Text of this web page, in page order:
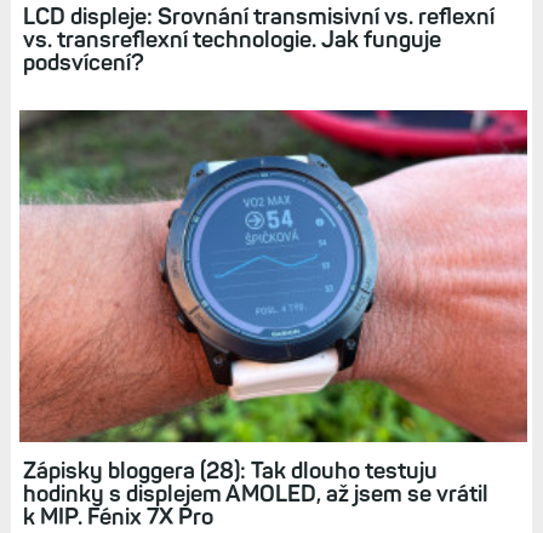
LCD displeje: Srovnání transmisivní vs. reflexní
vs. transreflexní technologie. Jak funguje
podsvícení?
Zápisky bloggera (28): Tak dlouho testuju
hodinky s displejem AMOLED, až jsem se vrátil
k MIP. Fénix 7X Pro